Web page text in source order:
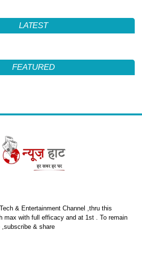
LATEST
FEATURED
& Entertainment Channel ,thru this
max with full efficacy and at 1st . To remain
& share